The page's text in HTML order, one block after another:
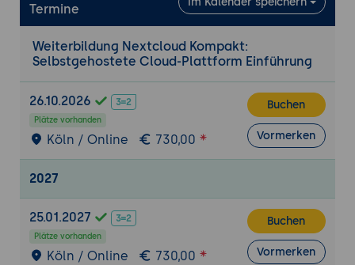
Termine
Weiterbildung Nextcloud Kompakt:
Selbstgehostete Cloud-Plattform Einführung
26.10.2026
Plätze vorhanden
Köln / Online 730,00
Buchen
Vormerken
2027
25.01.2027
Plätze vorhanden
Köln / Online 730,00
Buchen
Vormerken